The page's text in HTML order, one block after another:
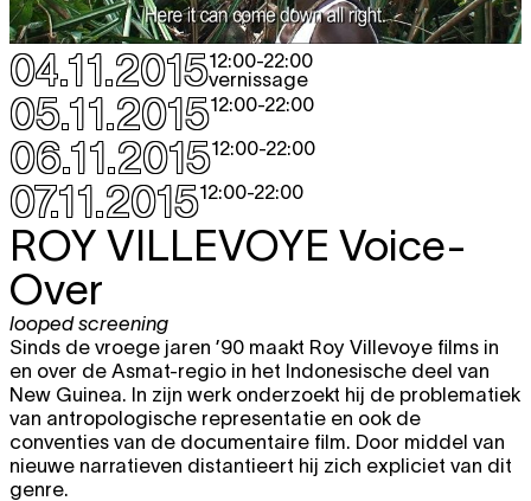
04.11.201512:00-22:00
vernissage
05.11.201512:00-22:00
06.11.201512:00-22:00
07.11.201512:00-22:00
ROY VILLEVOYE Voice-
Over
looped screening
Sinds de vroege jaren ’90 maakt Roy Villevoye films in
en over de Asmat-regio in het Indonesische deel van
New Guinea. In zijn werk onderzoekt hij de problematiek
van antropologische representatie en ook de
conventies van de documentaire film. Door middel van
nieuwe narratieven distantieert hij zich expliciet van dit
genre.